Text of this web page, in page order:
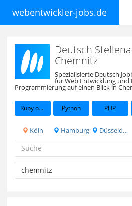
webentwickler-jobs.de
Deutsch
Chemnitz
Spezialisierte Deutsch
für Web Entwicklung und
Programmierung auf einen Blick in
Ruby on Rails Python PHP
Köln Hamburg Düsseldorf